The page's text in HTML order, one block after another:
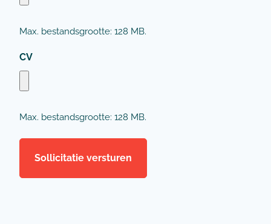
Max. bestandsgrootte: 128 MB.
CV
Max. bestandsgrootte: 128 MB.